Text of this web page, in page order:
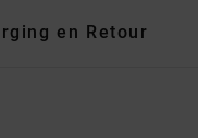
en Retour